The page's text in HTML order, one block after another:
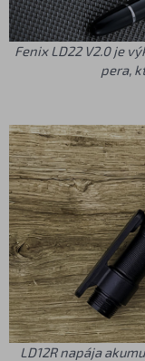
Fenix LD22 V2.0 je
pera,
LD12R napája